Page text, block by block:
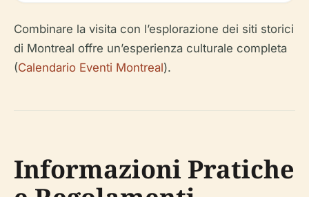
Combinare la visita con l’esplorazione dei siti storici
di Montreal offre un’esperienza culturale completa
(Calendario Eventi Montreal).
Informazioni Pratiche